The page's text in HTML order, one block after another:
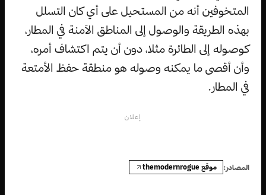
المتخوفين أنه من المستحيل على أي كان التسلل
بهذه الطريقة والوصول إلى المناطق الآمنة في المطار،
كوصوله إلى الطائرة مثلا، دون أن يتم اكتشاف أمره،
وأن أقصى ما يمكنه وصوله هو منطقة حفظ الأمتعة
في المطار.
إعلان
المصادر: موقع themodernrogue